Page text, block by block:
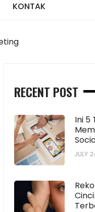
KONTAK
RECENT POST
Ini 5
JULY